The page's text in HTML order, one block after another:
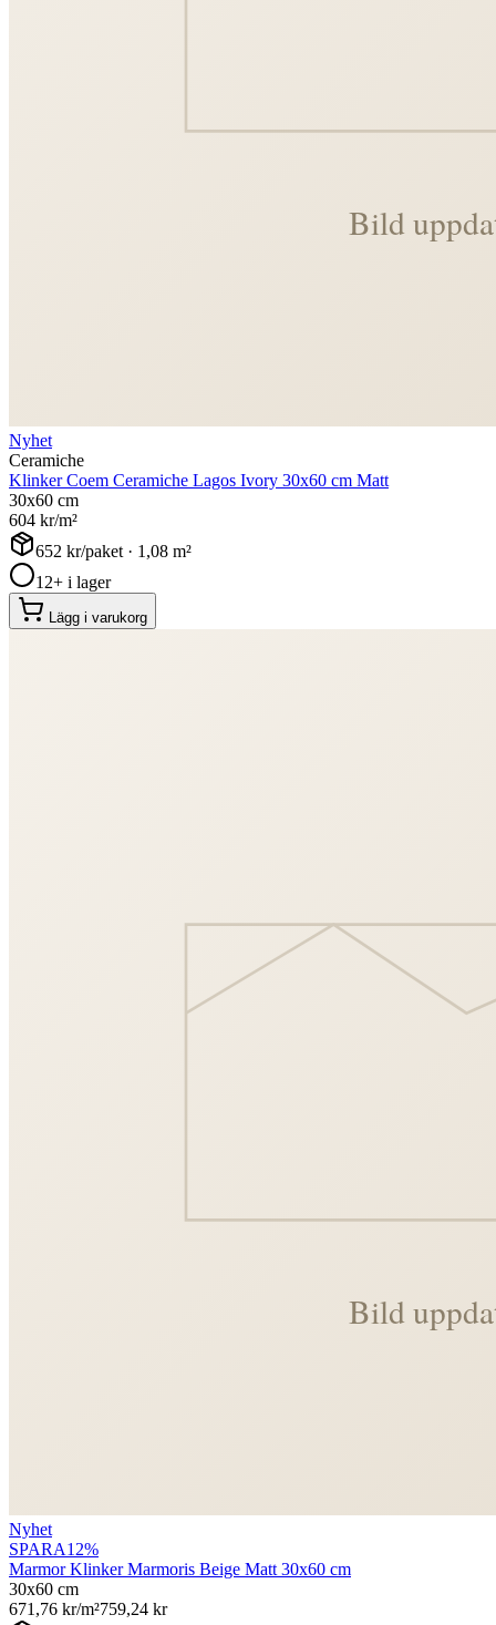
Nyhet
Ceramiche
Klinker Coem Ceramiche Lagos Ivory 30x60 cm Matt
30x60 cm
604 kr/m²
652 kr/paket · 1,08 m²
12+ i lager
Lägg i varukorg
Nyhet
SPARA12%
Marmor Klinker Marmoris Beige Matt 30x60 cm
30x60 cm
671,76 kr/m²759,24 kr